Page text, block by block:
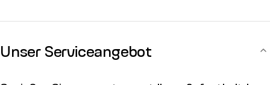
Unser Serviceangebot